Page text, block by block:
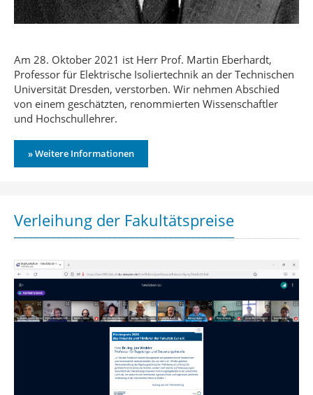
Am 28. Oktober 2021 ist Herr Prof. Martin Eberhardt,
Professor für Elektrische Isoliertechnik an der Technischen
Universität Dresden, verstorben. Wir nehmen Abschied
von einem geschätzten, renommierten Wissenschaftler
und Hochschullehrer.
» Weitere Informationen
Verleihung der Fakultätspreise